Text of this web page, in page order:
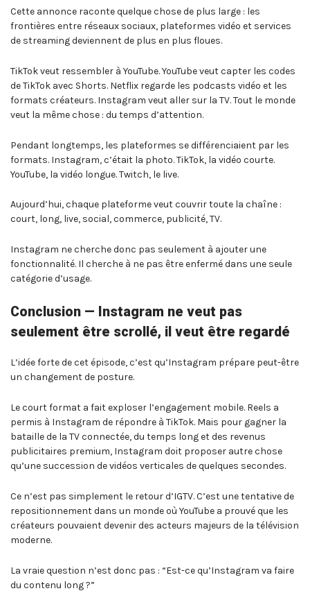
Cette annonce raconte quelque chose de plus large : les
frontières entre réseaux sociaux, plateformes vidéo et services
de streaming deviennent de plus en plus floues.
TikTok veut ressembler à YouTube. YouTube veut capter les codes
de TikTok avec Shorts. Netflix regarde les podcasts vidéo et les
formats créateurs. Instagram veut aller sur la TV. Tout le monde
veut la même chose : du temps d’attention.
Pendant longtemps, les plateformes se différenciaient par les
formats. Instagram, c’était la photo. TikTok, la vidéo courte.
YouTube, la vidéo longue. Twitch, le live.
Aujourd’hui, chaque plateforme veut couvrir toute la chaîne :
court, long, live, social, commerce, publicité, TV.
Instagram ne cherche donc pas seulement à ajouter une
fonctionnalité. Il cherche à ne pas être enfermé dans une seule
catégorie d’usage.
Conclusion — Instagram ne veut pas
seulement être scrollé, il veut être regardé
L’idée forte de cet épisode, c’est qu’Instagram prépare peut-être
un changement de posture.
Le court format a fait exploser l’engagement mobile. Reels a
permis à Instagram de répondre à TikTok. Mais pour gagner la
bataille de la TV connectée, du temps long et des revenus
publicitaires premium, Instagram doit proposer autre chose
qu’une succession de vidéos verticales de quelques secondes.
Ce n’est pas simplement le retour d’IGTV. C’est une tentative de
repositionnement dans un monde où YouTube a prouvé que les
créateurs pouvaient devenir des acteurs majeurs de la télévision
moderne.
La vraie question n’est donc pas : “Est-ce qu’Instagram va faire
du contenu long ?”